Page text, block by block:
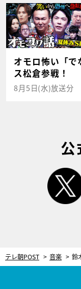
オモロ怖い「で
ス松倉参戦！
8月5日(水)放送分
公
テレ朝POST 音楽